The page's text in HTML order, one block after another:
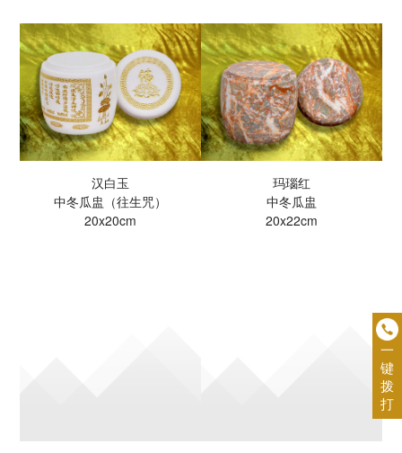
一
键
拨
打
汉白玉
中冬瓜盅（往生咒）
20x20cm
玛瑙红
中冬瓜盅
20x22cm